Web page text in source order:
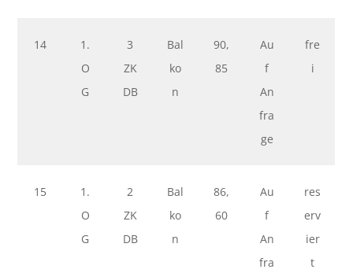
14
1.
O
G
3
ZK
DB
Bal
ko
n
90,
85
Au
f
An
fra
ge
fre
i
15
1.
O
G
2
ZK
DB
Bal
ko
n
86,
60
Au
f
An
fra
res
erv
ier
t